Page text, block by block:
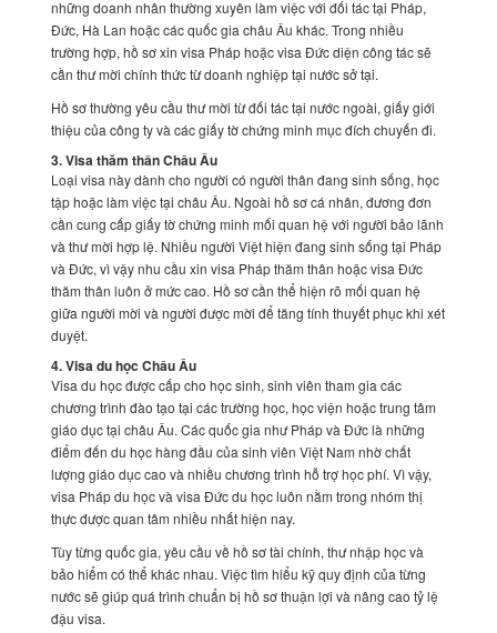
những doanh nhân thường xuyên làm việc với đối tác tại Pháp,
Đức, Hà Lan hoặc các quốc gia châu Âu khác. Trong nhiều
trường hợp, hồ sơ xin visa Pháp hoặc visa Đức diện công tác sẽ
cần thư mời chính thức từ doanh nghiệp tại nước sở tại.
Hồ sơ thường yêu cầu thư mời từ đối tác tại nước ngoài, giấy giới
thiệu của công ty và các giấy tờ chứng minh mục đích chuyến đi.
3. Visa thăm thân Châu Âu
Loại visa này dành cho người có người thân đang sinh sống, học
tập hoặc làm việc tại châu Âu. Ngoài hồ sơ cá nhân, đương đơn
cần cung cấp giấy tờ chứng minh mối quan hệ với người bảo lãnh
và thư mời hợp lệ. Nhiều người Việt hiện đang sinh sống tại Pháp
và Đức, vì vậy nhu cầu xin visa Pháp thăm thân hoặc visa Đức
thăm thân luôn ở mức cao. Hồ sơ cần thể hiện rõ mối quan hệ
giữa người mời và người được mời để tăng tính thuyết phục khi xét
duyệt.
4. Visa du học Châu Âu
Visa du học được cấp cho học sinh, sinh viên tham gia các
chương trình đào tạo tại các trường học, học viện hoặc trung tâm
giáo dục tại châu Âu. Các quốc gia như Pháp và Đức là những
điểm đến du học hàng đầu của sinh viên Việt Nam nhờ chất
lượng giáo dục cao và nhiều chương trình hỗ trợ học phí. Vì vậy,
visa Pháp du học và visa Đức du học luôn nằm trong nhóm thị
thực được quan tâm nhiều nhất hiện nay.
Tùy từng quốc gia, yêu cầu về hồ sơ tài chính, thư nhập học và
bảo hiểm có thể khác nhau. Việc tìm hiểu kỹ quy định của từng
nước sẽ giúp quá trình chuẩn bị hồ sơ thuận lợi và nâng cao tỷ lệ
đậu visa.